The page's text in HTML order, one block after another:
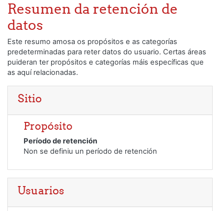
Ir ao contido principal
Resumen da retención de
datos
Este resumo amosa os propósitos e as categorías
predeterminadas para reter datos do usuario. Certas áreas
puideran ter propósitos e categorías máis específicas que
as aquí relacionadas.
Sitio
Propósito
Período de retención
Non se definiu un período de retención
Usuarios